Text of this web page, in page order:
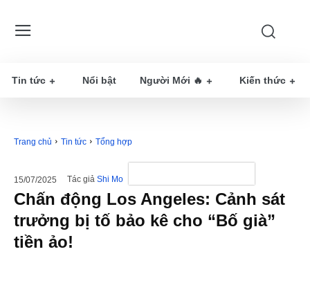
Tin tức Nổi bật Người Mới 🔥 Kiến thức
Trang chủ Tin tức Tổng hợp
15/07/2025 Tác giả Shi Mo
Chấn động Los Angeles: Cảnh sát
trưởng bị tố bảo kê cho “Bố già”
tiền ảo!